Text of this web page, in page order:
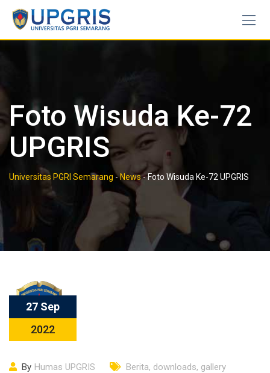
Skip
content
Foto Wisuda Ke-72
UPGRIS
Universitas PGRI Semarang -News-Foto Wisuda Ke-72 UPGRIS
27 Sep
2022
By Humas UPGRIS Berita, downloads, gallery